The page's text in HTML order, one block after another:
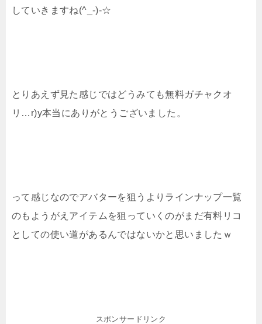
していきますね(^_-)-☆
とりあえず見た感じではどうみても無料ガチャクオ
リ…r)y本当にありがとうございました。
って感じなのでアバターを狙うよりラインナップ一覧
のもようがえアイテムを狙っていくのがまだ有料リコ
としての使い道があるんではないかと思いましたｗ
スポンサードリンク